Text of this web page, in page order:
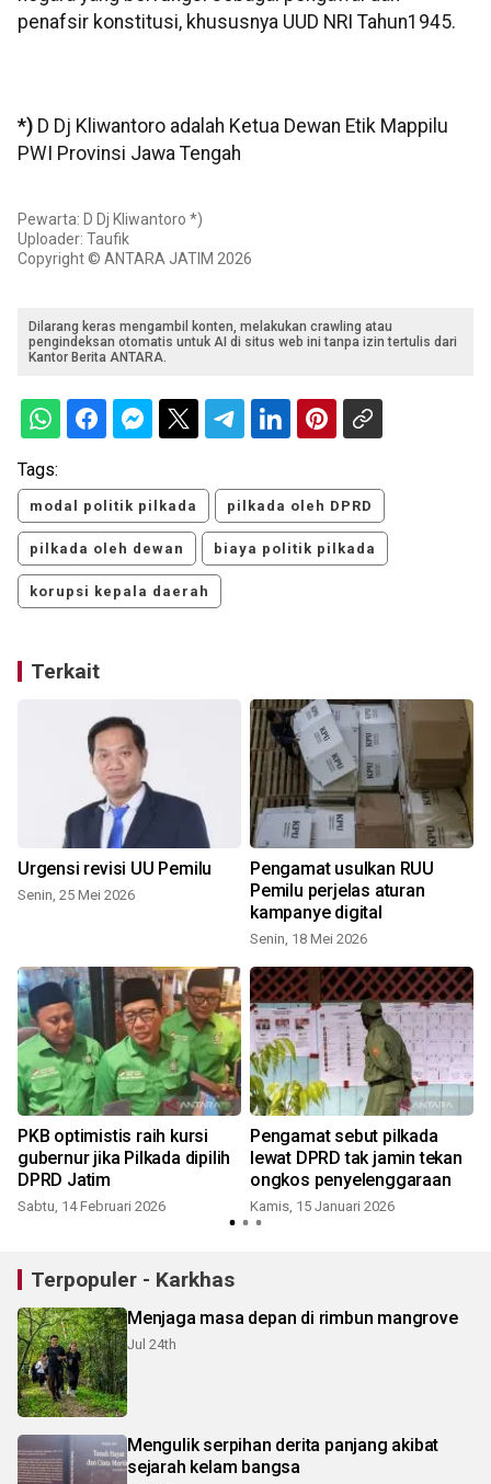
penafsir konstitusi, khususnya UUD NRI Tahun1945.
*) D Dj Kliwantoro adalah Ketua Dewan Etik Mappilu
PWI Provinsi Jawa Tengah
Pewarta: D Dj Kliwantoro *)
Uploader: Taufik
Copyright © ANTARA JATIM 2026
Dilarang keras mengambil konten, melakukan crawling atau
pengindeksan otomatis untuk AI di situs web ini tanpa izin tertulis dari
Kantor Berita ANTARA.
Tags:
modal politik pilkada pilkada oleh DPRD
pilkada oleh dewan biaya politik pilkada
korupsi kepala daerah
Terkait
Urgensi revisi UU Pemilu
Senin, 25 Mei 2026
Pengamat usulkan RUU
Pemilu perjelas aturan
kampanye digital
Senin, 18 Mei 2026
PKB optimistis raih kursi
gubernur jika Pilkada dipilih
DPRD Jatim
Sabtu, 14 Februari 2026
Pengamat sebut pilkada
lewat DPRD tak jamin tekan
ongkos penyelenggaraan
Kamis, 15 Januari 2026
Terpopuler - Karkhas
Menjaga masa depan di rimbun mangrove
Jul 24th
Mengulik serpihan derita panjang akibat
sejarah kelam bangsa